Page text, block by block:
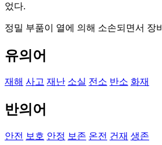
었다.
정밀 부품이 열에 의해 소손되면서 장
유의어
재해 사고 재난 소실 전소 반소 화재
반의어
안전 보호 안정 보존 온전 건재 생존